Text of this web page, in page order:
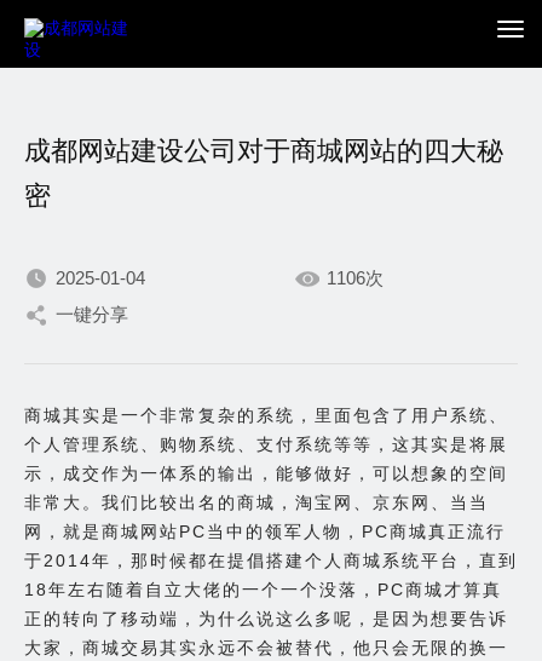
我们不断积累持续专注，
出色的你。
成都网站建设公司对于商城网站的四大秘
密
2025-01-04
1106次
一键分享
商城其实是一个非常复杂的系统，里面包含了用户系统、
个人管理系统、购物系统、支付系统等等，这其实是将展
示，成交作为一体系的输出，能够做好，可以想象的空间
非常大。我们比较出名的商城，淘宝网、京东网、当当
网，就是商城网站PC当中的领军人物，PC商城真正流行
于2014年，那时候都在提倡搭建个人商城系统平台，直到
18年左右随着自立大佬的一个一个没落，PC商城才算真
正的转向了移动端，为什么说这么多呢，是因为想要告诉
大家，商城交易其实永远不会被替代，他只会无限的换一